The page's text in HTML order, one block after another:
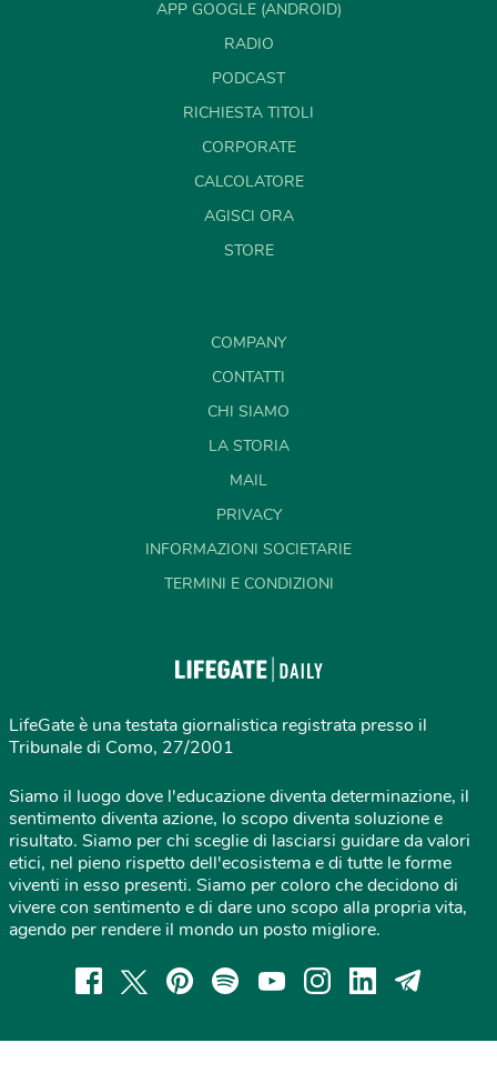
APP GOOGLE (ANDROID)
RADIO
PODCAST
RICHIESTA TITOLI
CORPORATE
CALCOLATORE
AGISCI ORA
STORE
COMPANY
CONTATTI
CHI SIAMO
LA STORIA
MAIL
PRIVACY
INFORMAZIONI SOCIETARIE
TERMINI E CONDIZIONI
LifeGate è una testata giornalistica registrata presso il
Tribunale di Como, 27/2001
Siamo il luogo dove l'educazione diventa determinazione, il
sentimento diventa azione, lo scopo diventa soluzione e
risultato. Siamo per chi sceglie di lasciarsi guidare da valori
etici, nel pieno rispetto dell'ecosistema e di tutte le forme
viventi in esso presenti. Siamo per coloro che decidono di
vivere con sentimento e di dare uno scopo alla propria vita,
agendo per rendere il mondo un posto migliore.